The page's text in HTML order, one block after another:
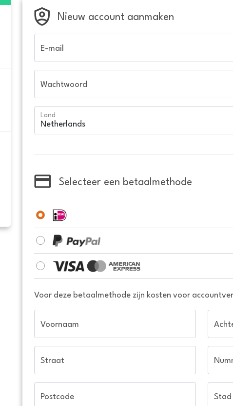
Nieuw account aanmaken
E-mail
Wachtwoord
Land
Selecteer een betaalmethode
Voor deze betaalmethode zijn kosten voor
Voornaam
Straat
Postcode Stad